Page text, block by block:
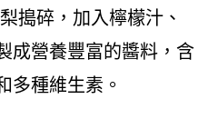
搗碎，加入檸檬汁、
成營養豐富的醬料，含
多種維生素。